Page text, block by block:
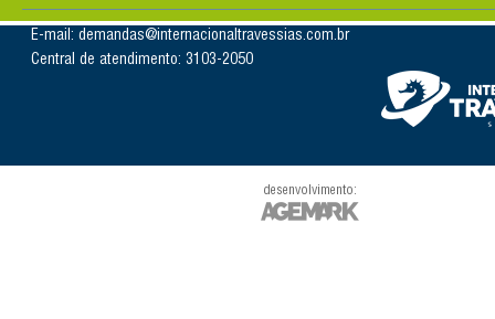
E-mail: demandas@internacionaltravessias.com.br
Central de atendimento: 3103-2050
desenvolvimento: